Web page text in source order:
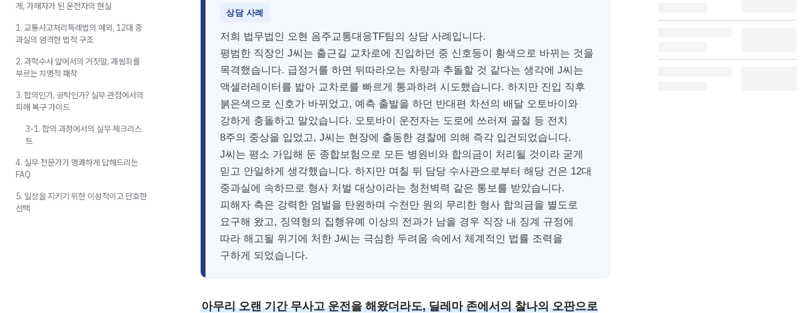
상담 사례
저희 법무법인 오현 음주교통대응TF팀의 상담 사례입니다.
평범한 직장인 J씨는 출근길 교차로에 진입하던 중 신호등이 황색으로 바뀌는 것을
목격했습니다. 급정거를 하면 뒤따라오는 차량과 추돌할 것 같다는 생각에 J씨는
액셀러레이터를 밟아 교차로를 빠르게 통과하려 시도했습니다. 하지만 진입 직후
붉은색으로 신호가 바뀌었고, 예측 출발을 하던 반대편 차선의 배달 오토바이와
강하게 충돌하고 말았습니다. 오토바이 운전자는 도로에 쓰러져 골절 등 전치
8주의 중상을 입었고, J씨는 현장에 출동한 경찰에 의해 즉각 입건되었습니다.
J씨는 평소 가입해 둔 종합보험으로 모든 병원비와 합의금이 처리될 것이라 굳게
믿고 안일하게 생각했습니다. 하지만 며칠 뒤 담당 수사관으로부터 해당 건은 12대
중과실에 속하므로 형사 처벌 대상이라는 청천벽력 같은 통보를 받았습니다.
피해자 측은 강력한 엄벌을 탄원하며 수천만 원의 무리한 형사 합의금을 별도로
요구해 왔고, 징역형의 집행유예 이상의 전과가 남을 경우 직장 내 징계 규정에
따라 해고될 위기에 처한 J씨는 극심한 두려움 속에서 체계적인 법률 조력을
구하게 되었습니다.
아무리 오랜 기간 무사고 운전을 해왔더라도, 딜레마 존에서의 찰나의 오판으로
게, 가해자가 된 운전자의 현실
1. 교통사고처리특례법의 예외, 12대 중
과실의 엄격한 법적 구조
2. 과학수사 앞에서의 거짓말, 괘씸죄를
부르는 치명적 패착
3. 합의인가, 공탁인가? 실무 관점에서의
피해 복구 가이드
3-1. 합의 과정에서의 실무 체크리스
트
4. 실무 전문가가 명쾌하게 답해드리는
FAQ
5. 일상을 지키기 위한 이성적이고 단호한
선택